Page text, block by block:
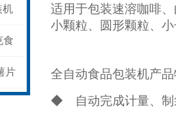
机
食
片
适用于包装速溶咖啡
小颗粒、圆形颗粒、
全自动食品包装机产
◆ 自动完成计量、制